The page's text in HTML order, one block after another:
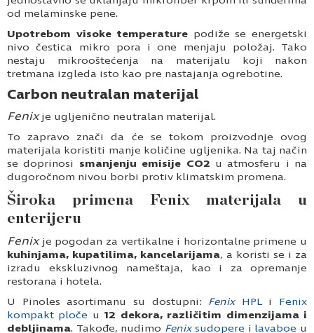
od melaminske pene.
Upotrebom visoke temperature podiže se energetski
nivo čestica mikro pora i one menjaju položaj. Tako
nestaju mikrooštećenja na materijalu koji nakon
tretmana izgleda isto kao pre nastajanja ogrebotine.
Carbon neutralan materijal
Fenixje ugljenično neutralan materijal.
To zapravo znači da će se tokom proizvodnje ovog
materijala koristiti manje količine ugljenika. Na taj način
se doprinosi smanjenju emisije CO2 u atmosferu i na
dugoročnom nivou borbi protiv klimatskim promena.
Široka primena Fenix materijala u
enterijeru
Fenixje pogodan za vertikalne i horizontalne primene u
kuhinjama, kupatilima, kancelarijama, a koristi se i za
izradu ekskluzivnog nameštaja, kao i za opremanje
restorana i hotela.
U Pinoles asortimanu su dostupni:
FenixHPLi Fenix
kompakt ploče u 12 dekora, različitim dimenzijama i
debljinama. Takođe, nudimo Fenix sudopere i lavaboe u